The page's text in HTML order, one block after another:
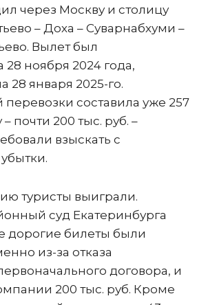
через Москву и столицу
– Доха – Суварнабхуми –
Вылет был
ноября 2024 года,
28 января 2025-го.
составила уже 257
почти 200 тыс. руб. –
взыскать с
туристы выиграли.
суд Екатеринбурга
дорогие билеты были
из-за отказа
договора, и
200 тыс. руб. Кроме